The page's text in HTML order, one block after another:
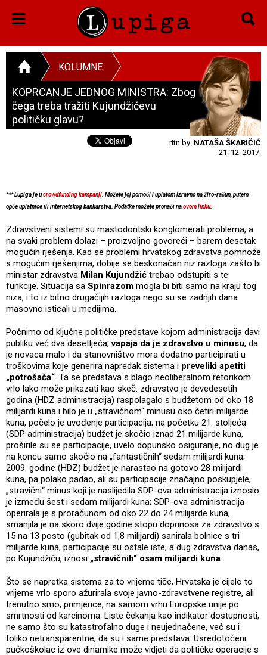
KOLUMNE
KOPRCANJE JEDNOG MINISTRA: Zbog
čega treba tražiti Kujundžićevu
političku glavu?
ritn by: NATAŠA ŠKARIČIĆ
21. 12. 2017.
*** Lupiga je ucrowdfunding kampanji . Možete joj pomoći i uplatom izravno na žiro-račun, putem
opće uplatnice ili internetskog bankarstva. Podatke možete pronaći naovom linku.
Zdravstveni sistemi su mastodontski konglomerati problema, a
na svaki problem dolazi – proizvoljno govoreći – barem desetak
mogućih rješenja. Kad se problemi hrvatskog zdravstva pomnože
s mogućim rješenjima, dobije se beskonačan niz razloga zašto bi
ministar zdravstva Milan Kujundžić trebao odstupiti s te
funkcije. Situacija sa Spinrazom mogla bi biti samo na kraju tog
niza, i to iz bitno drugačijih razloga nego su se zadnjih dana
masovno isticali u medijima.
Počnimo od ključne političke predstave kojom administracija davi
publiku već dva desetljeća;vapaja da je zdravstvo u minusu, da
je novaca malo i da stanovništvo mora dodatno participirati u
troškovima koje generira napredak sistema i preveliki apetiti
„potrošača“. Ta se predstava s blago neoliberalnom retorikom
vrlo lako može prikazati kao skeč: zdravstvo je devedesetih
godina (HDZ administracija) raspolagalo s budžetom od oko 18
milijardi kuna i bilo je u „stravičnom“ minusu oko četiri milijarde
kuna, počelo je uvođenje participacija; na početku 21. stoljeća
(SDP administracija) budžet je skočio iznad 21 milijarde kuna,
proširile su se participacije, uvelo dopunsko osiguranje, no dug je
na koncu samo skočio na „fantastičnih“ sedam milijardi kuna;
2009. godine (HDZ) budžet je narastao na gotovo 28 milijardi
kuna, pa polako padao, ali su participacije značajno poskupjele,
„stravični“ minus koji je naslijedila SDP-ova administracija iznosio
je između šest i sedam milijardi kuna; SDP-ova administracija
operirala je s proračunom od oko 22 do 24 milijarde kuna,
smanjila je na skoro dvije godine stopu doprinosa za zdravstvo s
15 na 13 posto (gubitak od 1,8 milijardi) sanirala bolnice s tri
milijarde kuna, participacije su ostale iste, a dug zdravstva danas,
po Kujundžiću, iznosi „stravičnih“ osam milijardi kuna.
Što se napretka sistema za to vrijeme tiče, Hrvatska je cijelo to
vrijeme vrlo sporo ažurirala svoje javno-zdravstvene registre, ali
trenutno smo, primjerice, na samom vrhu Europske unije po
smrtnosti od karcinoma. Liste čekanja kao indikator dostupnosti,
ne samo što su katastrofalno duge i neujednačene, već su i
toliko netransparentne, da su i same predstava. Usredotočeni
pučkoškolac iz ove dinamike može vidjeti da političke operacije s